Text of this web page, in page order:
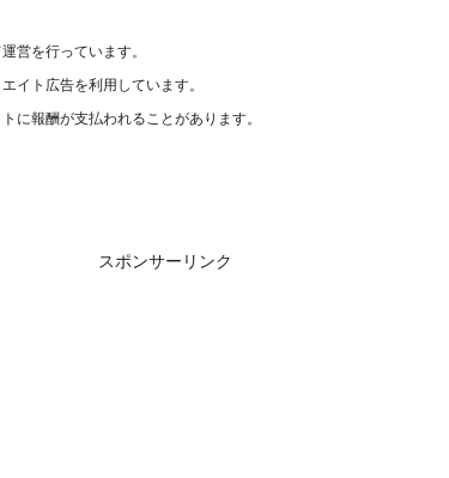
営を行っています。
イト広告を利用しています。
に報酬が支払われることがあります。
スポンサーリンク